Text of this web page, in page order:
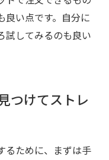
良い点です。自分に
試してみるのも良い
つけてストレ
るために、まずは手